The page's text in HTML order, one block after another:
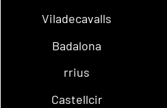
Viladecavalls
Badalona
rrius
Castellcir